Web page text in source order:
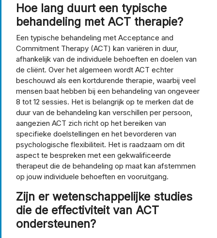
Hoe lang duurt een typische
behandeling met ACT therapie?
Een typische behandeling met Acceptance and
Commitment Therapy (ACT) kan variëren in duur,
afhankelijk van de individuele behoeften en doelen van
de cliënt. Over het algemeen wordt ACT echter
beschouwd als een kortdurende therapie, waarbij veel
mensen baat hebben bij een behandeling van ongeveer
8 tot 12 sessies. Het is belangrijk op te merken dat de
duur van de behandeling kan verschillen per persoon,
aangezien ACT zich richt op het bereiken van
specifieke doelstellingen en het bevorderen van
psychologische flexibiliteit. Het is raadzaam om dit
aspect te bespreken met een gekwalificeerde
therapeut die de behandeling op maat kan afstemmen
op jouw individuele behoeften en vooruitgang.
Zijn er wetenschappelijke studies
die de effectiviteit van ACT
ondersteunen?